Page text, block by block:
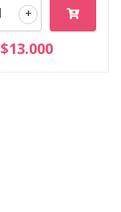
+
$13.000